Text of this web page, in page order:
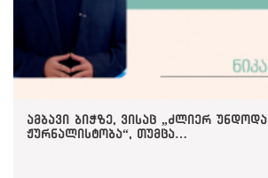
ამბავი ბიჭზე, ვისაც „ძლიერ უნდოდა
ჟურნალისტობა“, თუმცა…